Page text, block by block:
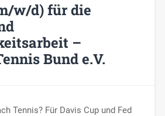
w/d) für die
–
Bund e.V.
Tennis? Für Davis Cup und Fed